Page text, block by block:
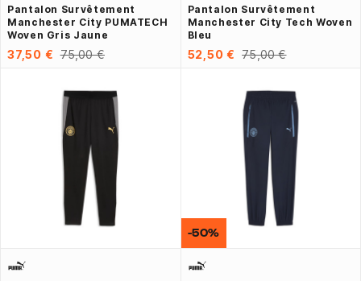
Pantalon Survêtement
Manchester City PUMATECH
Woven Gris Jaune
37,50 € 75,00 €
Pantalon Survêtement
Manchester City Tech Woven
Bleu
52,50 € 75,00 €
-50%